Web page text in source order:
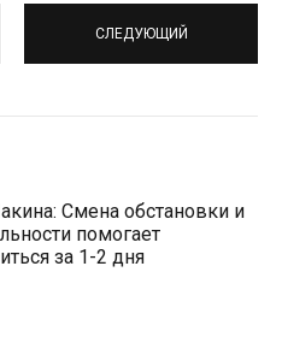
СЛЕДУЮЩИЙ
Смена обстановки и
помогает
за 1-2 дня